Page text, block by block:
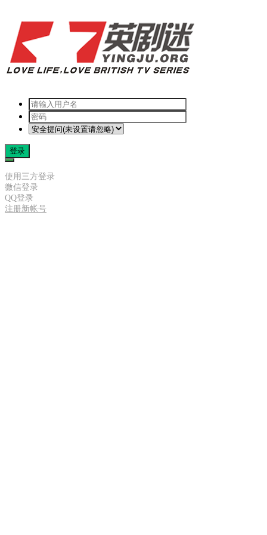
登录
使用三方登录
微信登录
QQ登录
注册新帐号